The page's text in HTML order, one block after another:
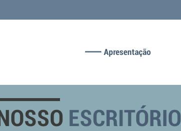
Apresentação
NOSSO ESCRITÓRIO